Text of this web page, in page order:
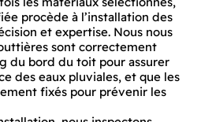
procède à l’installation des
et expertise. Nous nous
sont correctement
du bord du toit pour assurer
des eaux pluviales, et que les
fixés pour prévenir les